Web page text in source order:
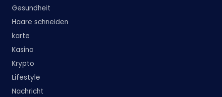
Gesundheit
Haare schneiden
karte
Kasino
Krypto
Lifestyle
Nachricht